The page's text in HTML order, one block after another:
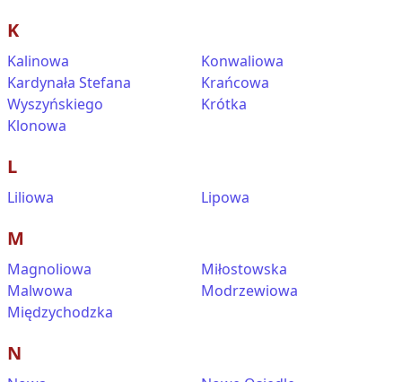
K
Kalinowa
Kardynała Stefana
Wyszyńskiego
Klonowa
Konwaliowa
Krańcowa
Krótka
L
Liliowa Lipowa
M
Magnoliowa
Malwowa
Międzychodzka
Miłostowska
Modrzewiowa
N